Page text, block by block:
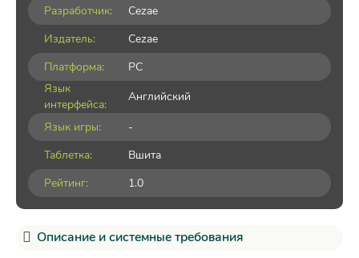
Разработчик:
Cezae
Издатель:
Cezae
Платформа:
PC
Язык
интерфейса:
Английский
Язык игры:
-
Таблетка:
Вшита
Рейтинг:
1.0
Описание и системные требования